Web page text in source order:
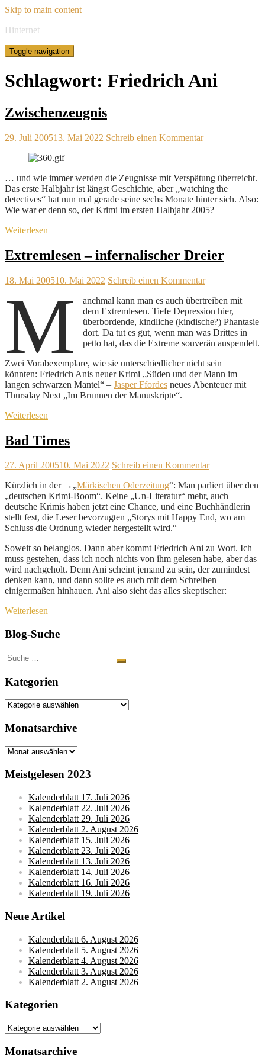
Skip to main content
Hinternet
Toggle navigation
Schlagwort: Friedrich Ani
Zwischenzeugnis
29. Juli 200513. Mai 2022 Schreib einen Kommentar
… und wie immer werden die Zeugnisse mit Verspätung überreicht.
Das erste Halbjahr ist längst Geschichte, aber „watching the
detectives“ hat nun mal gerade seine sechs Monate hinter sich. Also:
Wie war er denn so, der Krimi im ersten Halbjahr 2005?
Weiterlesen
Extremlesen – infernalischer Dreier
18. Mai 200510. Mai 2022 Schreib einen Kommentar
M
anchmal kann man es auch übertreiben mit
dem Extremlesen. Tiefe Depression hier,
überbordende, kindliche (kindische?) Phantasie
dort. Da tut es gut, wenn man was Drittes in
petto hat, das die Extreme souverän auspendelt.
Zwei Vorabexemplare, wie sie unterschiedlicher nicht sein
könnten: Friedrich Anis neuer Krimi „Süden und der Mann im
langen schwarzen Mantel“ – Jasper Ffordes neues Abenteuer mit
Thursday Next „Im Brunnen der Manuskripte“.
Weiterlesen
Bad Times
27. April 200510. Mai 2022 Schreib einen Kommentar
Kürzlich in der →„Märkischen Oderzeitung“: Man parliert über den
„deutschen Krimi-Boom“. Keine „Un-Literatur“ mehr, auch
deutsche Krimis haben jetzt eine Chance, und eine Buchhändlerin
stellt fest, die Leser bevorzugten „Storys mit Happy End, wo am
Schluss die Ordnung wieder hergestellt wird.“
Soweit so belanglos. Dann aber kommt Friedrich Ani zu Wort. Ich
muss gestehen, dass ich noch nichts von ihm gelesen habe, aber das
wird nachgeholt. Denn Ani scheint jemand zu sein, der zumindest
denken kann, und dann sollte es auch mit dem Schreiben
einigermaßen hinhauen. Ani also sieht das alles skeptischer:
Weiterlesen
Blog-Suche
Suche
nach:
Kategorien
Kategorien
Monatsarchive
Monatsarchive
Meistgelesen 2023
Kalenderblatt 17. Juli 2026
Kalenderblatt 22. Juli 2026
Kalenderblatt 29. Juli 2026
Kalenderblatt 2. August 2026
Kalenderblatt 15. Juli 2026
Kalenderblatt 23. Juli 2026
Kalenderblatt 13. Juli 2026
Kalenderblatt 14. Juli 2026
Kalenderblatt 16. Juli 2026
Kalenderblatt 19. Juli 2026
Neue Artikel
Kalenderblatt 6. August 2026
Kalenderblatt 5. August 2026
Kalenderblatt 4. August 2026
Kalenderblatt 3. August 2026
Kalenderblatt 2. August 2026
Kategorien
Kategorien
Monatsarchive